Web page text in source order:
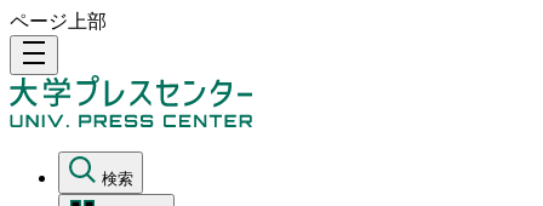
ページ上部
density_medium
検索